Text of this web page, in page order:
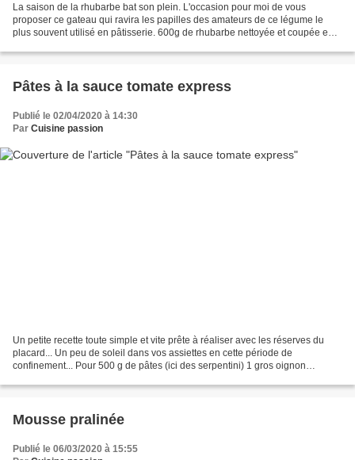
La saison de la rhubarbe bat son plein. L'occasion pour moi de vous
proposer ce gateau qui ravira les papilles des amateurs de ce légume le
plus souvent utilisé en pâtisserie. 600g de rhubarbe nettoyée et coupée en
Pâtes à la sauce tomate express
Publié le 02/04/2020 à 14:30
Par Cuisine passion
Un petite recette toute simple et vite prête à réaliser avec les réserves du
placard... Un peu de soleil dans vos assiettes en cette période de
confinement... Pour 500 g de pâtes (ici des serpentini) 1 gros oignon
Mousse pralinée
Publié le 06/03/2020 à 15:55